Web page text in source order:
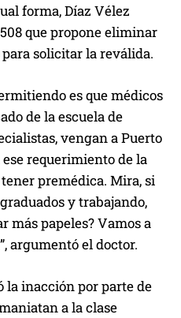
forma, Díaz Vélez
que propone eliminar
solicitar la reválida.
es que médicos
de la escuela de
vengan a Puerto
requerimiento de la
premédica. Mira, si
y trabajando,
más papeles? Vamos a
argumentó el doctor.
la inacción por parte de
a la clase